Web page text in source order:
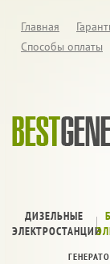
Главная
Способы оплаты
ДИЗЕЛЬНЫЕ
ЭЛЕКТРОСТАНЦИИ